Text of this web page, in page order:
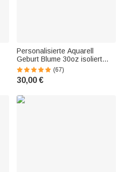
Personalisierte Aquarell
Geburt Blume 30oz isoliert
Becher mit Namen und Liebe
wächst hier Zitat
Geburtstagsgeschenk für
(67)
30,00 €